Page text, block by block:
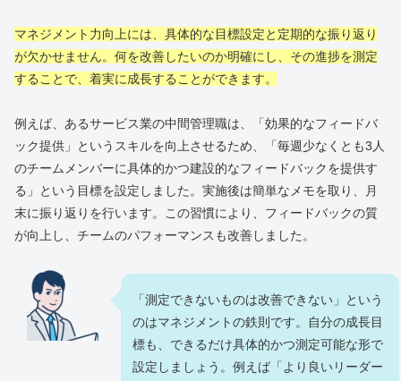
マネジメント力向上には、具体的な目標設定と定期的な振り返り
が欠かせません。何を改善したいのか明確にし、その進捗を測定
することで、着実に成長することができます。
例えば、あるサービス業の中間管理職は、「効果的なフィードバ
ック提供」というスキルを向上させるため、「毎週少なくとも3人
のチームメンバーに具体的かつ建設的なフィードバックを提供す
る」という目標を設定しました。実施後は簡単なメモを取り、月
末に振り返りを行います。この習慣により、フィードバックの質
が向上し、チームのパフォーマンスも改善しました。
「測定できないものは改善できない」という
のはマネジメントの鉄則です。自分の成長目
標も、できるだけ具体的かつ測定可能な形で
設定しましょう。例えば「より良いリーダー